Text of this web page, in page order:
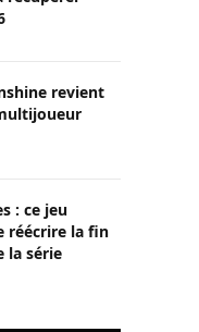
revient
: ce jeu
réécrire la fin
la série